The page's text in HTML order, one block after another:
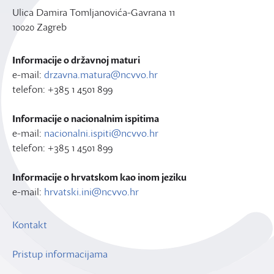
Ulica Damira Tomljanovića-Gavrana 11
10020 Zagreb
Informacije o državnoj maturi
e-mail: drzavna.matura@ncvvo.hr
telefon: +385 1 4501 899
Informacije o nacionalnim ispitima
e-mail: nacionalni.ispiti@ncvvo.hr
telefon: +385 1 4501 899
Informacije o hrvatskom kao inom jeziku
e-mail: hrvatski.ini@ncvvo.hr
Kontakt
Pristup informacijama